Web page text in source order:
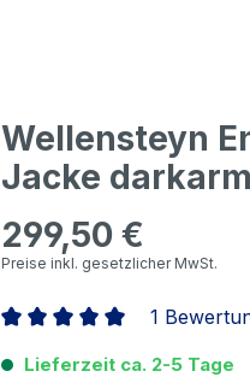
Wellensteyn
Jacke
Regulärer Preis:
299,50 €
Preise inkl. gesetzlicher MwSt.
1
Lieferzeit ca. 2-5 Tage